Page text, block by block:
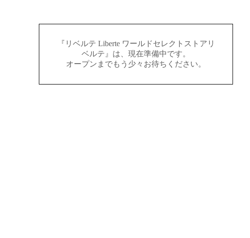
『リベルテ Liberte ワールドセレクトストアリ
ベルテ』は、現在準備中です。
オープンまでもう少々お待ちください。